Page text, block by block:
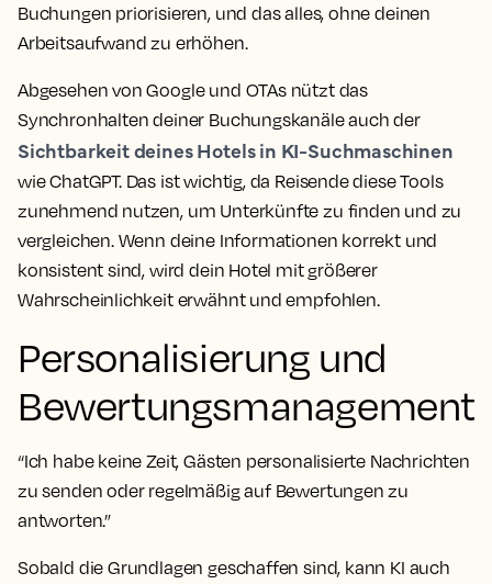
Buchungen priorisieren, und das alles, ohne deinen
Arbeitsaufwand zu erhöhen.
Abgesehen von Google und OTAs nützt das
Synchronhalten deiner Buchungskanäle auch der
Sichtbarkeit deines Hotels in KI-Suchmaschinen
wie ChatGPT. Das ist wichtig, da Reisende diese Tools
zunehmend nutzen, um Unterkünfte zu finden und zu
vergleichen. Wenn deine Informationen korrekt und
konsistent sind, wird dein Hotel mit größerer
Wahrscheinlichkeit erwähnt und empfohlen.
Personalisierung und
Bewertungsmanagement
“Ich habe keine Zeit, Gästen personalisierte Nachrichten
zu senden oder regelmäßig auf Bewertungen zu
antworten.”
Sobald die Grundlagen geschaffen sind, kann KI auch